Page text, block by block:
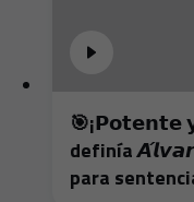
🎯¡𝗣𝗼𝘁𝗲𝗻𝘁𝗲
definía
para